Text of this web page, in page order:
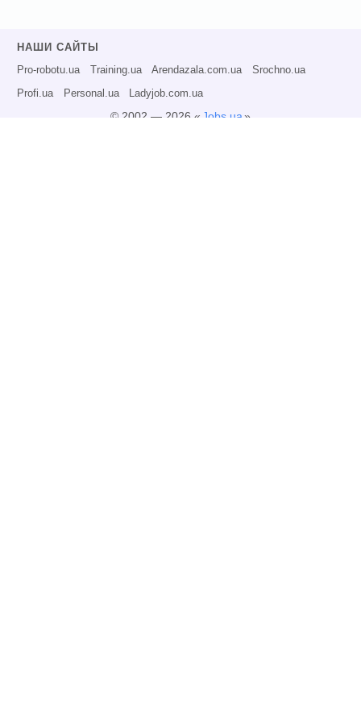
НАШИ САЙТЫ
Pro-robotu.ua Training.ua Arendazala.com.ua Srochno.ua
Profi.ua Personal.ua Ladyjob.com.ua
© 2002 — 2026 « Jobs.ua»